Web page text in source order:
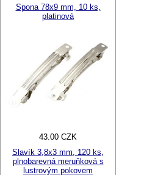
Spona 78x9 mm, 10 ks,
platinová
43.00 CZK
Slavík 3,8x3 mm, 120 ks,
plnobarevná meruňková s
lustrovým pokovem